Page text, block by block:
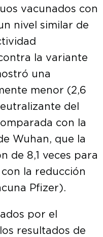
vacunados con
nivel similar de
la variante
una
menor (2,6
del
con la
Wuhan, que la
de 8,1 veces para
la reducción
Pfizer).
por el
resultados de